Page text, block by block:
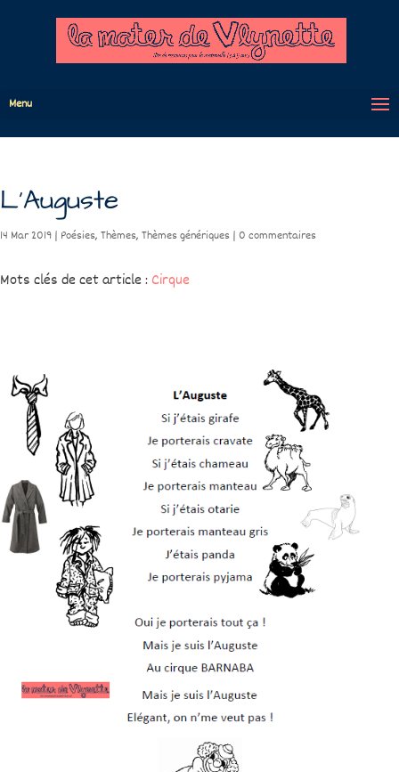
Menu
L’Auguste
14 Mar 2019 | Poésies, Thèmes, Thèmes génériques | 0 commentaires
Mots clés de cet article : Cirque